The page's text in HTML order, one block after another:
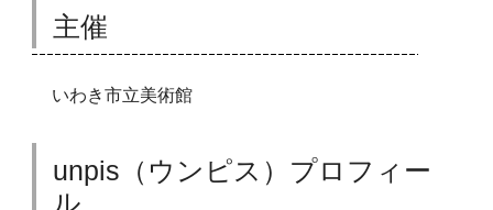
主催
いわき市立美術館
unpis（ウンピス）プロフィー
ル